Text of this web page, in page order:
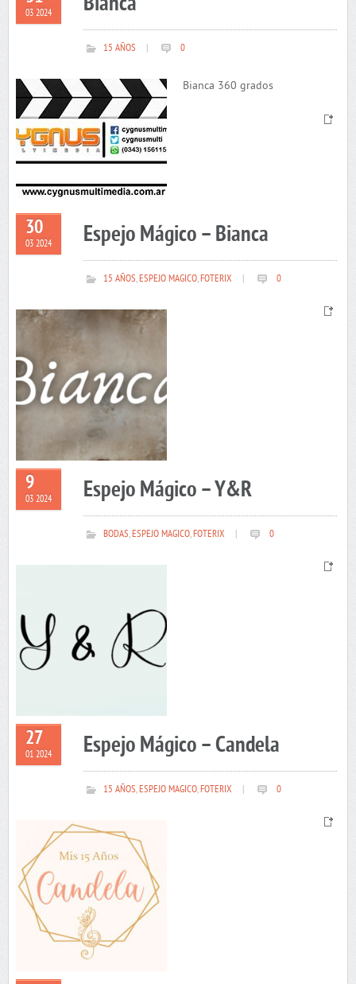
03 2024
15 AÑOS 0
Bianca 360 grados
30
03 2024 Espejo Mágico – Bianca
15 AÑOS,ESPEJO MAGICO,FOTERIX 0
9
03 2024 Espejo Mágico – Y&R
BODAS,ESPEJO MAGICO,FOTERIX 0
27
01 2024 Espejo Mágico – Candela
15 AÑOS,ESPEJO MAGICO,FOTERIX 0